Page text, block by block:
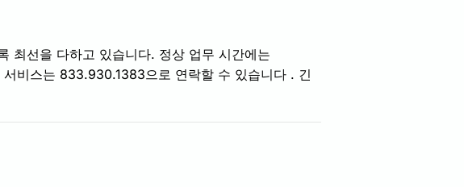
최선을 다하고 있습니다. 정상 업무 시간에는
서비스는 833.930.1383으로 연락할 수 있습니다 . 긴